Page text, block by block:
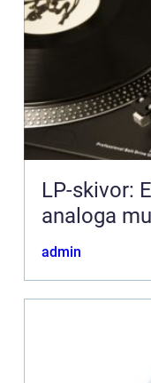
LP-skivor:
analoga
admin